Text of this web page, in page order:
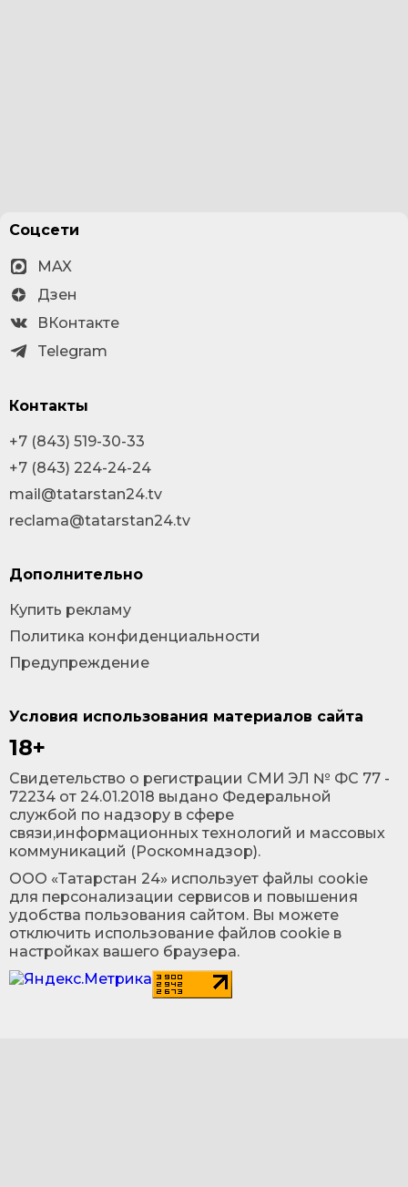
Условия использования материалов сайта
18+
Cвидетельство о регистрации СМИ ЭЛ № ФС 77 -
72234 от 24.01.2018 выдано Федеральной
службой по надзору в сфере
связи,информационных технологий и массовых
коммуникаций (Роскомнадзор).
ООО «Татарстан 24» использует файлы cookie
для персонализации сервисов и повышения
удобства пользования сайтом. Вы можете
отключить использование файлов cookie в
настройках вашего браузера.
Соцсети
MAX
Дзен
ВКонтакте
Telegram
Контакты
+7 (843) 519-30-33
+7 (843) 224-24-24
mail@tatarstan24.tv
reclama@tatarstan24.tv
Дополнительно
Купить рекламу
Политика конфиденциальности
Предупреждение